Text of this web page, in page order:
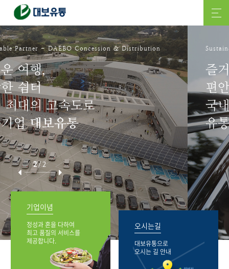
Sustainable Partner - DAEBO Concession & Distribution
즐거운 여행,
편안한 쉼터
국내 최대의 고속도로
유통기업대보유통
2/2
기업이념
정성과 혼을 다하여
최고 품질의 서비스를
제공합니다.
오시는길
대보유통으로
오시는 길 안내